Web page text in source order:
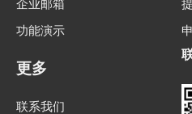
企业邮箱
功能演示
更多
联系我们